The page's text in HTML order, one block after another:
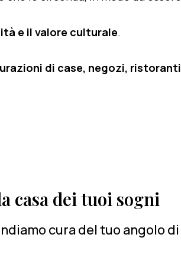
e il valore culturale.
di case, negozi, ristoranti
casa dei tuoi sogni
cura del tuo angolo di